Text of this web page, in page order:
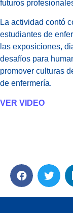
futuros
La actividad contó
estudiantes de
las exposiciones,
desafíos para
promover culturas
de enfermería.
VER VIDEO